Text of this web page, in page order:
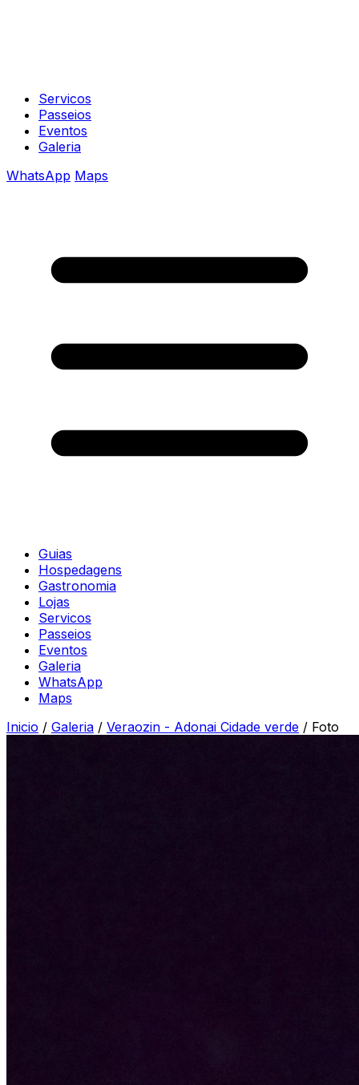
Servicos
Passeios
Eventos
Galeria
WhatsApp Maps
Guias
Hospedagens
Gastronomia
Lojas
Servicos
Passeios
Eventos
Galeria
WhatsApp
Maps
Inicio / Galeria / Veraozin - Adonai Cidade verde / Foto